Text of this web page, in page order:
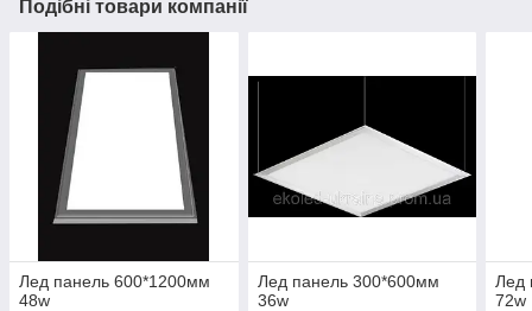
Подібні товари компанії
Лед панель 600*1200мм
48w
Лед панель 300*600мм
36w
Лед
72w